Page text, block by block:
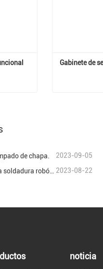
Gabinete de
de chapa. 2023-09-05
¿Cuáles son las ventajas de la soldadura robótica en el campo del procesamiento de chapa? 2023-08-22
noticia